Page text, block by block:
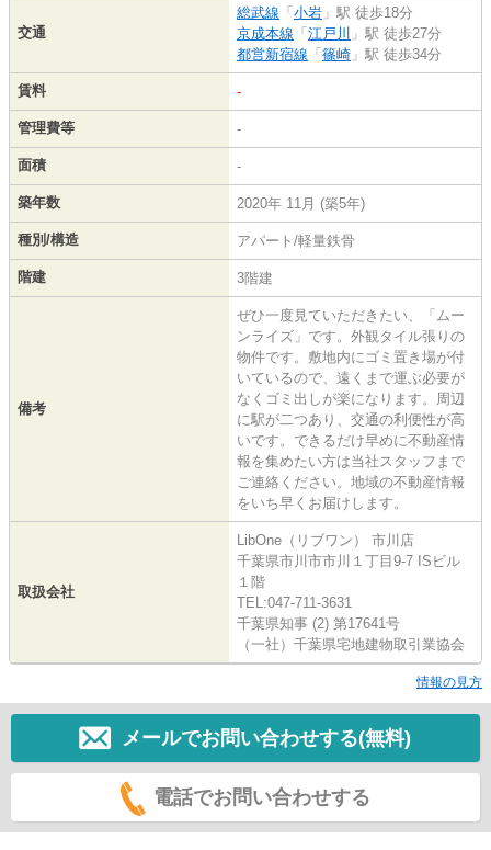
交通
総武線 「 小岩 」駅 徒歩18分
京成本線 「 江戸川 」駅 徒歩27分
都営新宿線 「 篠崎 」駅 徒歩34分
賃料 -
管理費等 -
面積 -
築年数 2020年 11月 (築5年)
種別/構造 アパート/軽量鉄骨
階建 3階建
備考
ぜひ一度見ていただきたい、「ムー
ンライズ」です。外観タイル張りの
物件です。敷地内にゴミ置き場が付
いているので、遠くまで運ぶ必要が
なくゴミ出しが楽になります。周辺
に駅が二つあり、交通の利便性が高
いです。できるだけ早めに不動産情
報を集めたい方は当社スタッフまで
ご連絡ください。地域の不動産情報
をいち早くお届けします。
取扱会社
LibOne（リブワン） 市川店
千葉県市川市市川１丁目9-7 ISビル
１階
TEL:047-711-3631
千葉県知事 (2) 第17641号
（一社）千葉県宅地建物取引業協会
情報の見方
メールでお問い合わせする(無料)
電話でお問い合わせする